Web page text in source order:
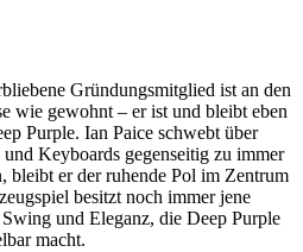
Gründungsmitglied ist an den
wie gewohnt – er ist und bleibt eben
Purple. Ian Paice schwebt über
Keyboards gegenseitig zu immer
bleibt er der ruhende Pol im Zentrum
besitzt noch immer jene
und Eleganz, die Deep Purple
macht.